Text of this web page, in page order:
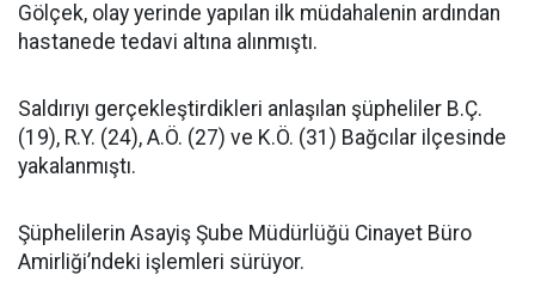
Gölçek, olay yerinde yapılan ilk müdahalenin ardından
hastanede tedavi altına alınmıştı.
Saldırıyı gerçekleştirdikleri anlaşılan şüpheliler B.Ç.
(19), R.Y. (24), A.Ö. (27) ve K.Ö. (31) Bağcılar ilçesinde
yakalanmıştı.
Şüphelilerin Asayiş Şube Müdürlüğü Cinayet Büro
Amirliği’ndeki işlemleri sürüyor.